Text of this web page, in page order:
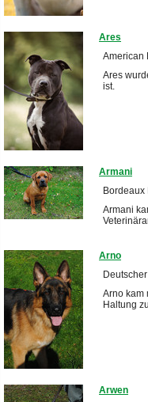
Ares
American
Ares
ist.
Armani
Armani
Arno
Arno kam
Haltung
Arwen